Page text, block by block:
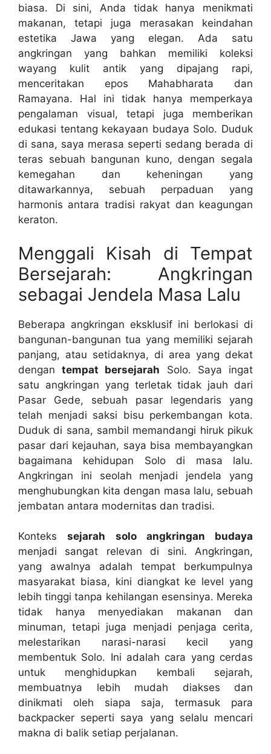
biasa. Di sini, Anda tidak hanya menikmati
makanan, tetapi juga merasakan keindahan
estetika Jawa yang elegan. Ada satu
angkringan yang bahkan memiliki koleksi
wayang kulit antik yang dipajang rapi,
menceritakan epos Mahabharata dan
Ramayana. Hal ini tidak hanya memperkaya
pengalaman visual, tetapi juga memberikan
edukasi tentang kekayaan budaya Solo. Duduk
di sana, saya merasa seperti sedang berada di
teras sebuah bangunan kuno, dengan segala
kemegahan dan keheningan yang
ditawarkannya, sebuah perpaduan yang
harmonis antara tradisi rakyat dan keagungan
keraton.
Menggali Kisah di Tempat
Bersejarah: Angkringan
sebagai Jendela Masa Lalu
Beberapa angkringan eksklusif ini berlokasi di
bangunan-bangunan tua yang memiliki sejarah
panjang, atau setidaknya, di area yang dekat
dengantempat bersejarah Solo. Saya ingat
satu angkringan yang terletak tidak jauh dari
Pasar Gede, sebuah pasar legendaris yang
telah menjadi saksi bisu perkembangan kota.
Duduk di sana, sambil memandangi hiruk pikuk
pasar dari kejauhan, saya bisa membayangkan
bagaimana kehidupan Solo di masa lalu.
Angkringan ini seolah menjadi jendela yang
menghubungkan kita dengan masa lalu, sebuah
jembatan antara modernitas dan tradisi.
Kontekssejarah solo angkringan budaya
menjadi sangat relevan di sini. Angkringan,
yang awalnya adalah tempat berkumpulnya
masyarakat biasa, kini diangkat ke level yang
lebih tinggi tanpa kehilangan esensinya. Mereka
tidak hanya menyediakan makanan dan
minuman, tetapi juga menjadi penjaga cerita,
melestarikan narasi-narasi kecil yang
membentuk Solo. Ini adalah cara yang cerdas
untuk menghidupkan kembali sejarah,
membuatnya lebih mudah diakses dan
dinikmati oleh siapa saja, termasuk para
backpacker seperti saya yang selalu mencari
makna di balik setiap perjalanan.